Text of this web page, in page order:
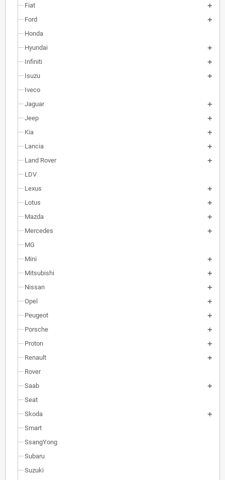
Fiat
Ford
Honda
Hyundai
Infiniti
Isuzu
Iveco
Jaguar
Jeep
Kia
Lancia
Land Rover
LDV
Lexus
Lotus
Mazda
Mercedes
MG
Mini
Mitsubishi
Nissan
Opel
Peugeot
Porsche
Proton
Renault
Rover
Saab
Seat
Skoda
Smart
SsangYong
Subaru
Suzuki